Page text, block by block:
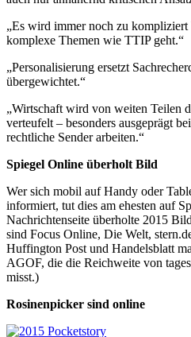
„Es wird immer noch zu kompliziert
komplexe Themen wie TTIP geht.“
„Personalisierung ersetzt
übergewichtet.“
„Wirtschaft wird von weiten Teilen
verteufelt – besonders ausgeprägt
rechtliche Sender arbeiten.“
Spiegel Online überholt Bild
Wer sich mobil auf Handy oder
informiert, tut dies am ehesten auf
Nachrichtenseite überholte 2015
sind Focus Online, Die Welt,
Huffington Post und Handelsblatt
AGOF, die die Reichweite von
misst.)
Rosinenpicker sind online